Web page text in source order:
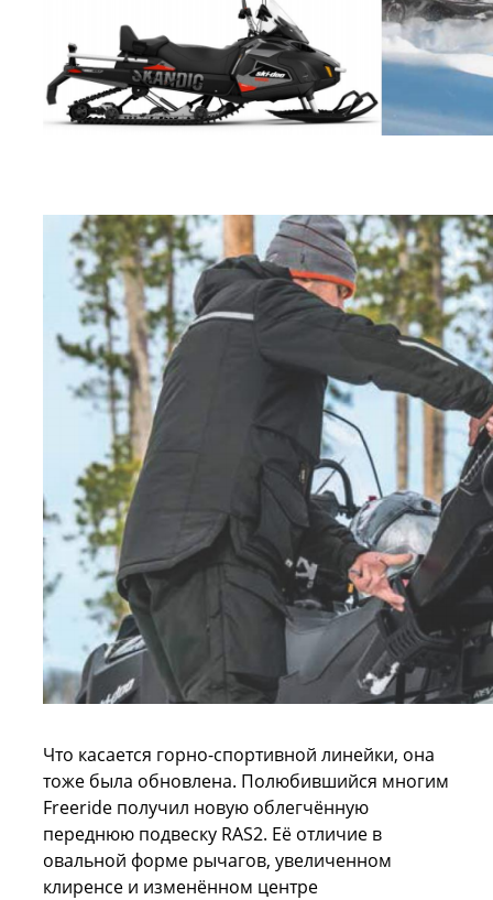
Что касается горно-спортивной линейки, она
тоже была обновлена. Полюбившийся многим
Freeride получил новую облегчённую
переднюю подвеску RAS2. Её отличие в
овальной форме рычагов, увеличенном
клиренсе и изменённом центре